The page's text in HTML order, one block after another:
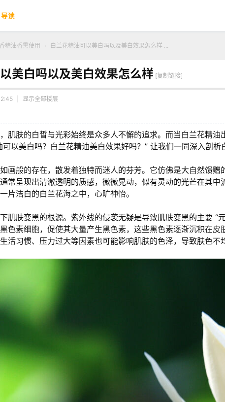
导读
精油香熏使用 白兰花精油可以美白吗以及美白效果怎么样 ...
美白吗以及美白效果怎么样 [复制链接]
显示全部楼层
肌肤的白皙与光彩始终是众多人不懈的追求。而当白兰花精
可以美白吗？白兰花精油美白效果好吗？” 让我们一同深入剖析
画般的存在，散发着独特而迷人的芬芳。它仿佛是大自然馈
常呈现出清澈透明的质感，微微晃动，似有灵动的光芒在其
片洁白的白兰花海之中，心旷神怡。
肌肤变黑的根源。紫外线的侵袭无疑是导致肌肤变黑的主要 “
色素细胞，促使其大量产生黑色素，这些黑色素逐渐沉积在皮
活习惯、压力过大等因素也可能影响肌肤的色泽，导致肤色不